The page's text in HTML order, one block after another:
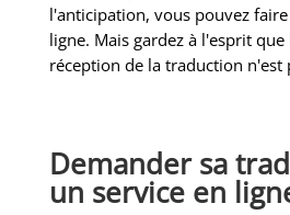
l'anticipation, vous pouvez
ligne. Mais gardez à l'esprit
réception de la traduction n'est
Demander sa
un service en